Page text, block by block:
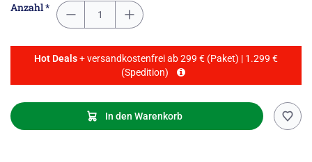
Anzahl *
Hot Deals+ versandkostenfrei ab 299 € (Paket) | 1.299 €
(Spedition)
In den Warenkorb